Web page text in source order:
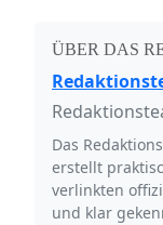
ÜBER DAS
Das
erstellt
verlinkten
und klar